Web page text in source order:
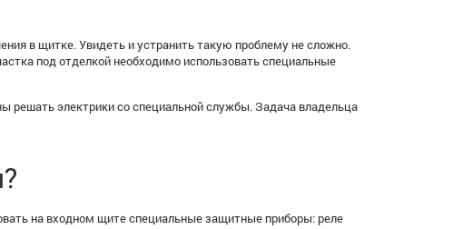
в щитке. Увидеть и устранить такую проблему не сложно.
под отделкой необходимо использовать специальные
решать электрики со специальной службы. Задача владельца
на входном щите специальные защитные приборы: реле